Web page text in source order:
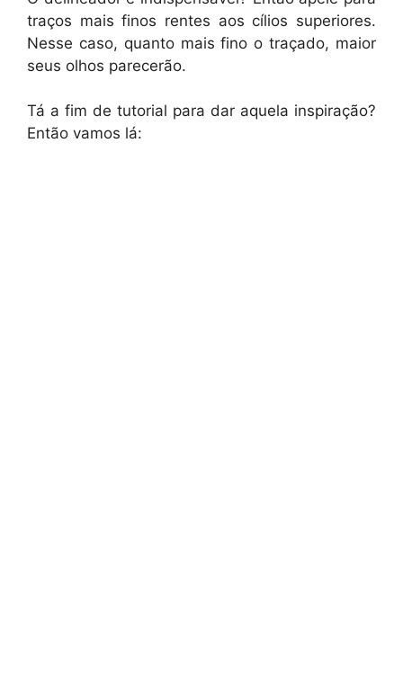
traços mais finos rentes aos cílios superiores.
Nesse caso, quanto mais fino o traçado, maior
seus olhos parecerão.
Tá a fim de tutorial para dar aquela inspiração?
Então vamos lá: